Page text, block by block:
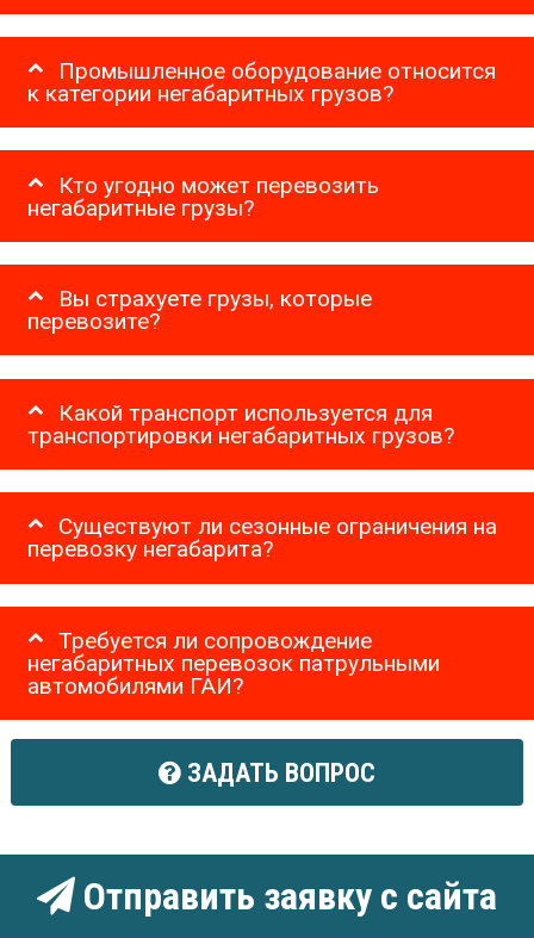
Промышленное оборудование относится
к категории негабаритных грузов?
Кто угодно может перевозить
негабаритные грузы?
Вы страхуете грузы, которые
перевозите?
Какой транспорт используется для
транспортировки негабаритных грузов?
Существуют ли сезонные ограничения на
перевозку негабарита?
Требуется ли сопровождение
негабаритных перевозок патрульными
автомобилями ГАИ?
ЗАДАТЬ ВОПРОС
Отправить заявку с сайта